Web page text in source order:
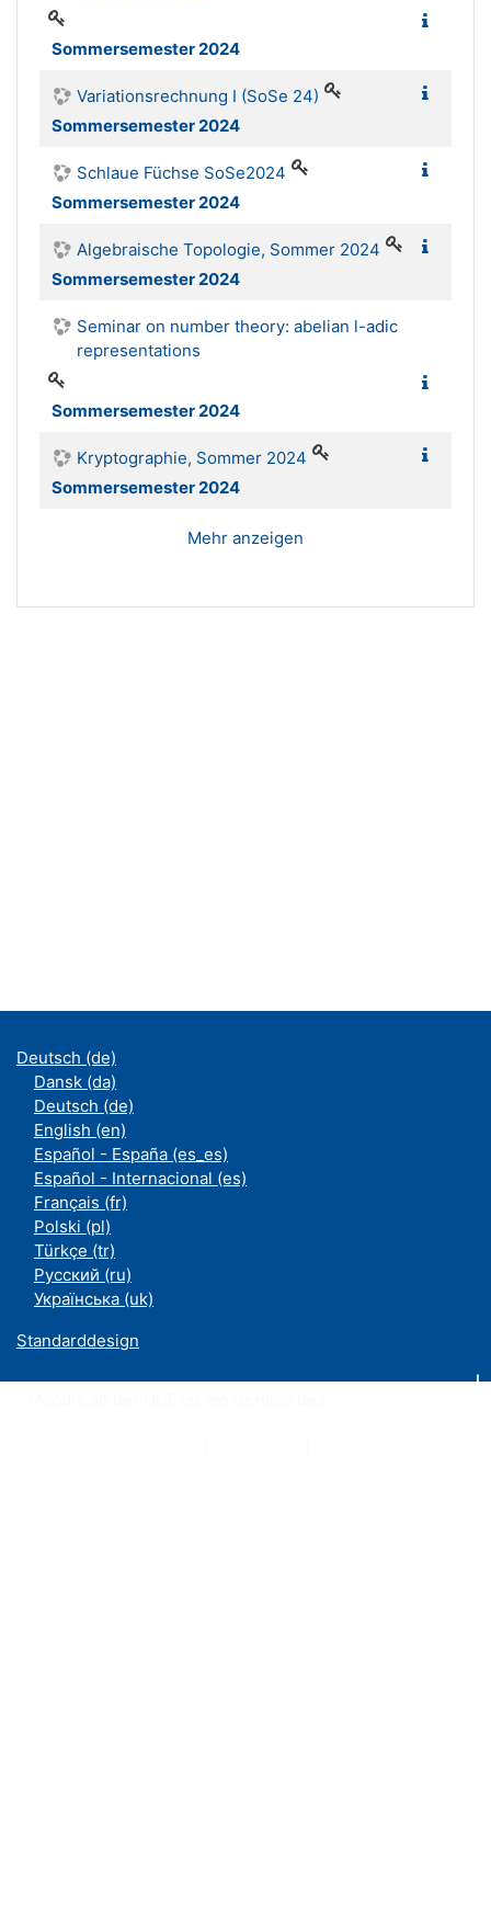
Sommersemester 2024
Variationsrechnung I (SoSe 24)
Sommersemester 2024
Schlaue Füchse SoSe2024
Sommersemester 2024
Algebraische Topologie, Sommer 2024
Sommersemester 2024
Seminar on number theory: abelian l-adic
representations
Sommersemester 2024
Kryptographie, Sommer 2024
Sommersemester 2024
Mehr anzeigen
Deutsch ‎(de)‎
Dansk ‎(da)‎
Deutsch ‎(de)‎
English ‎(en)‎
Español - España ‎(es_es)‎
Español - Internacional ‎(es)‎
Français ‎(fr)‎
Polski ‎(pl)‎
Türkçe ‎(tr)‎
Русский ‎(ru)‎
Українська ‎(uk)‎
Standarddesign